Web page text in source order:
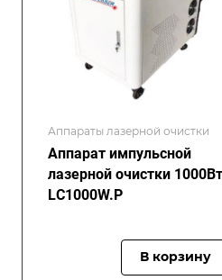
Аппараты лазерной очистки
Аппарат импульсной
лазерной очистки 1000Вт
LC1000W.P
В корзину